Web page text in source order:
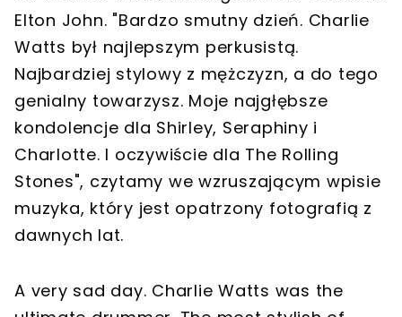
Elton John. "Bardzo smutny dzień. Charlie
Watts był najlepszym perkusistą.
Najbardziej stylowy z mężczyzn, a do tego
genialny towarzysz. Moje najgłębsze
kondolencje dla Shirley, Seraphiny i
Charlotte. I oczywiście dla The Rolling
Stones", czytamy we wzruszającym wpisie
muzyka, który jest opatrzony fotografią z
dawnych lat.
A very sad day. Charlie Watts was the